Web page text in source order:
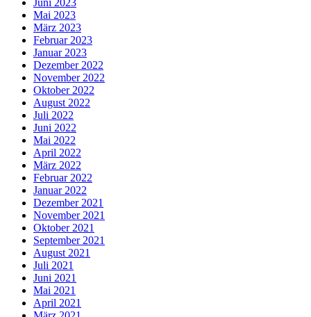
Mai 2023
März 2023
Februar 2023
Januar 2023
Dezember 2022
November 2022
Oktober 2022
August 2022
Juli 2022
Juni 2022
Mai 2022
April 2022
März 2022
Februar 2022
Januar 2022
Dezember 2021
November 2021
Oktober 2021
September 2021
August 2021
Juli 2021
Juni 2021
Mai 2021
April 2021